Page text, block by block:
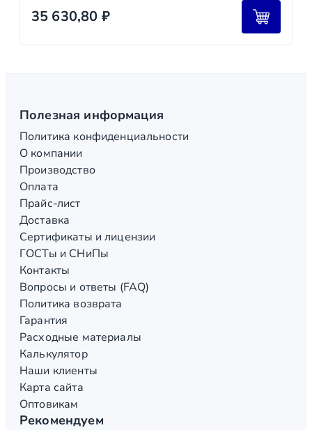
35 630,80 ₽
Полезная информация
Политика конфиденциальности
О компании
Производство
Оплата
Прайс-лист
Доставка
Сертификаты и лицензии
ГОСТы и СНиПы
Контакты
Вопросы и ответы (FAQ)
Политика возврата
Гарантия
Расходные материалы
Калькулятор
Наши клиенты
Карта сайта
Оптовикам
Рекомендуем